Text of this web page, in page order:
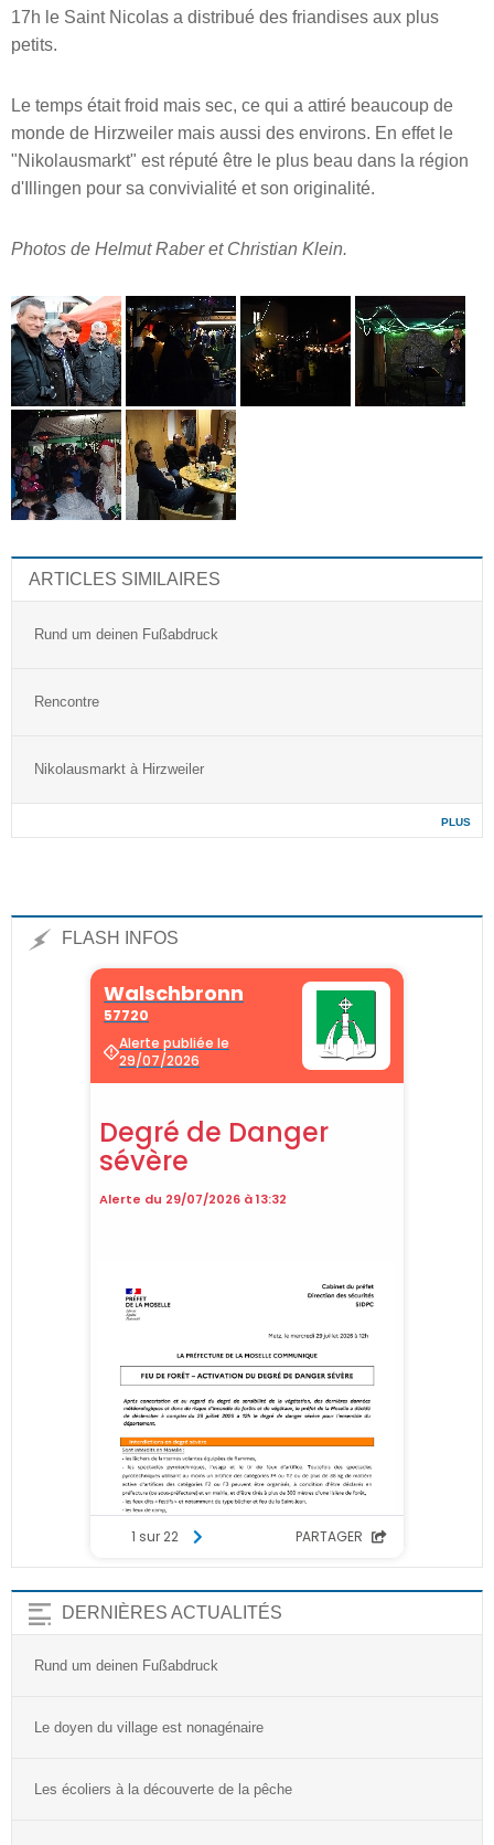
17h le Saint Nicolas a distribué des friandises aux plus
petits.
Le temps était froid mais sec, ce qui a attiré beaucoup de
monde de Hirzweiler mais aussi des environs. En effet le
"Nikolausmarkt" est réputé être le plus beau dans la région
d'Illingen pour sa convivialité et son originalité.
Photos de Helmut Raber et Christian Klein.
ARTICLES SIMILAIRES
Rund um deinen Fußabdruck
Rencontre
Nikolausmarkt à Hirzweiler
PLUS
FLASH INFOS
DERNIÈRES ACTUALITÉS
Rund um deinen Fußabdruck
Le doyen du village est nonagénaire
Les écoliers à la découverte de la pêche